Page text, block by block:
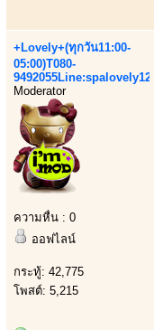
+Lovely+(ทุกวัน11:00-
05:00)T080-
9492055Line:spalovely123
Moderator
ความหื่น : 0
ออฟไลน์
กระทู้: 42,775
โพสต์: 5,215